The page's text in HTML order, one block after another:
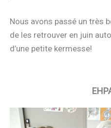
Nous avons passé un très
de les retrouver en juin
d’une petite kermesse!